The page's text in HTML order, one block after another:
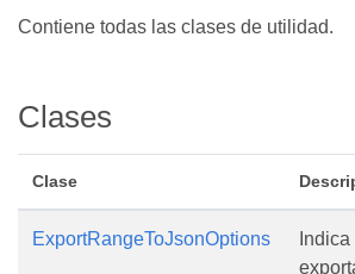
Contiene todas las clases de utilidad.
Clases
Clase
ExportRangeToJsonOptions